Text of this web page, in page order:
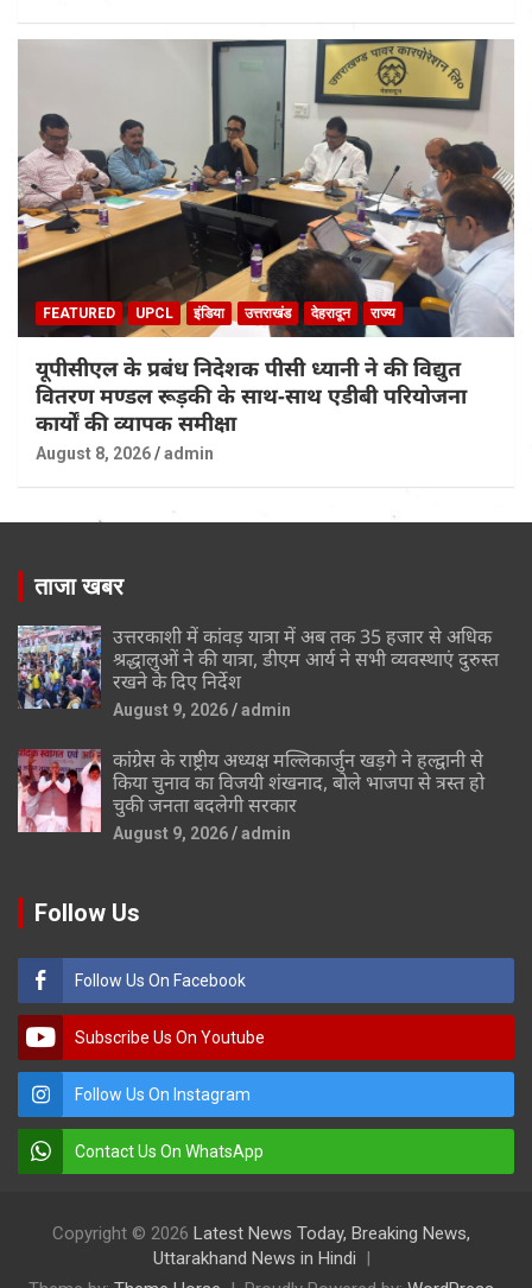
FEATURED UPCL इंडिया उत्तराखंड देहरादून राज्य
यूपीसीएल के प्रबंध निदेशक पीसी ध्यानी ने की विद्युत
वितरण मण्डल रूड़की के साथ-साथ एडीबी परियोजना
कार्यों की व्यापक समीक्षा
August 8, 2026 admin
ताजा खबर
उत्तरकाशी में कांवड़ यात्रा में अब तक 35 हजार से अधिक
श्रद्धालुओं ने की यात्रा, डीएम आर्य ने सभी व्यवस्थाएं दुरुस्त
रखने के दिए निर्देश
August 9, 2026 admin
कांग्रेस के राष्ट्रीय अध्यक्ष मल्लिकार्जुन खड़गे ने हल्द्वानी से
किया चुनाव का विजयी शंखनाद, बोले भाजपा से त्रस्त हो
चुकी जनता बदलेगी सरकार
August 9, 2026 admin
Follow Us
Follow Us On Facebook
Subscribe Us On Youtube
Follow Us On Instagram
Contact Us On WhatsApp
Copyright © 2026 Latest News Today, Breaking News,
Uttarakhand News in Hindi